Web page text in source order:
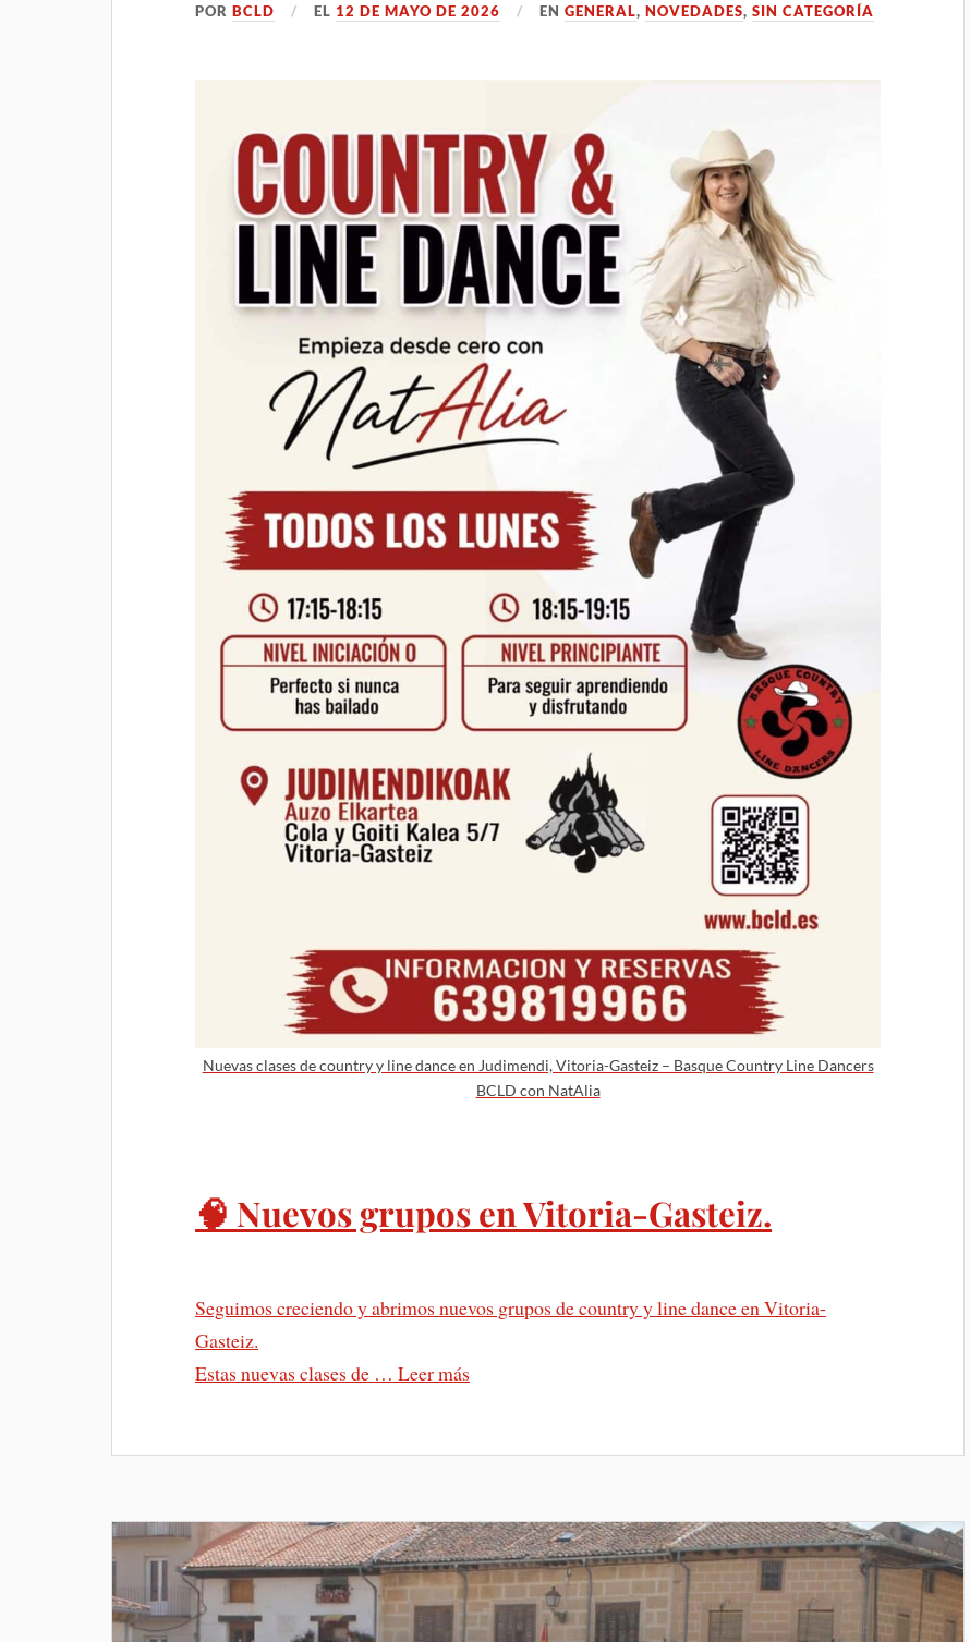
PORBCLD EL 12 DE MAYO DE 2026 ENGENERAL,NOVEDADES,SIN CATEGORÍA
Nuevas clases de country y line dance en Judimendi, Vitoria-Gasteiz – Basque Country Line Dancers
BCLD con NatAlia
🧠 Nuevos grupos en Vitoria-Gasteiz.
Seguimos creciendo y abrimos nuevos grupos de country y line dance en Vitoria-
Gasteiz.
Estas nuevas clases de …Leer más